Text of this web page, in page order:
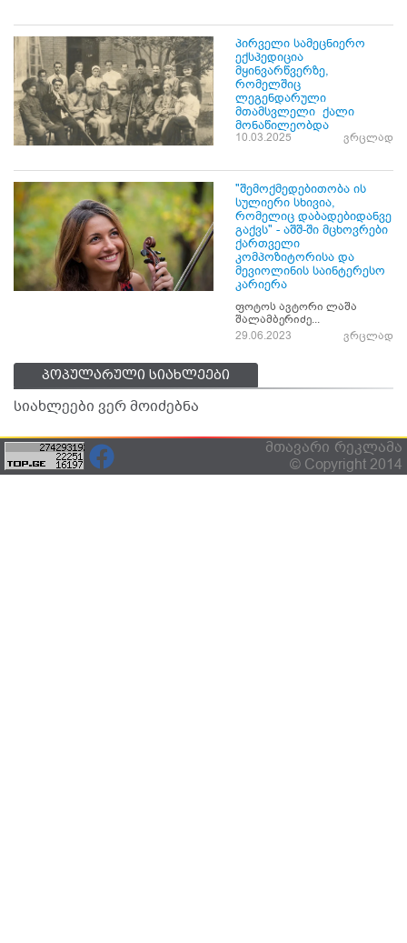
პირველი სამეცნიერო
ექსპედიცია
მყინვარწვერზე,
რომელშიც
ლეგენდარული
მთამსვლელი ქალი
მონაწილეობდა
10.03.2025 ვრცლად
"შემოქმედებითობა ის
სულიერი სხივია,
რომელიც დაბადებიდანვე
გაქვს" - აშშ-ში მცხოვრები
ქართველი
კომპოზიტორისა და
მევიოლინის საინტერესო
კარიერა
ფოტოს ავტორი ლაშა
შალამბერიძე...
29.06.2023
ვრცლად
პოპულარული სიახლეები
სიახლეები ვერ მოიძებნა
მთავარი რეკლამა
© Copyright 2014